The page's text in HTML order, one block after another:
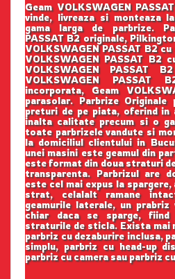
Geam VOLKSWAGEN
vinde, livreaza si monteaza
gama larga de parbrize.
PASSAT B2 originale,
VOLKSWAGEN PASSAT B2
VOLKSWAGEN PASSAT B2
VOLKSWAGEN PASSAT
VOLKSWAGEN
incorporata, Geam
parasolar. Parbrize
preturi de pe piata, oferind in
inalta calitate precum si o
toate parbrizele vandute si
la domiciliul clientului in
unei masini este geamul din
este format din doua straturi
transparenta. Parbrizul are
este cel mai expus la spargere,
strat, celalalt ramane
geamurile laterale, un
chiar daca se sparge,
straturile de sticla. Exista mai
parbriz cu dezaburire inclusa,
simplu, parbriz cu head-up
parbriz cu camera sau parbriz